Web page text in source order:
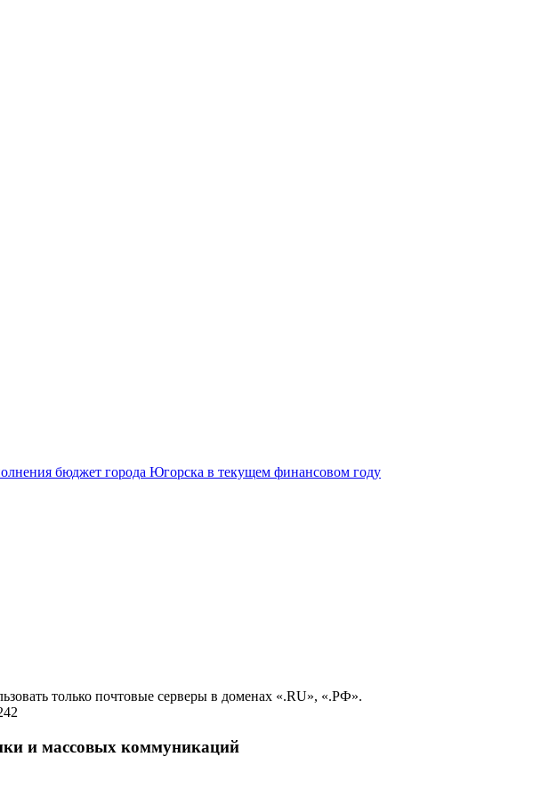
бюджет города Югорска в текущем финансовом году
только почтовые серверы в доменах «.RU», «.РФ».
и массовых коммуникаций